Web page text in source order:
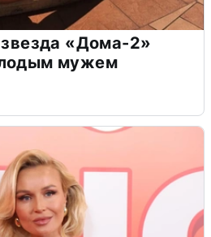
«Дома-2»
мужем